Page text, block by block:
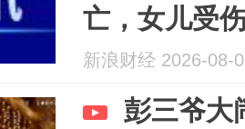
亡，女儿受
新浪财经 2026-08-
彭三爷大